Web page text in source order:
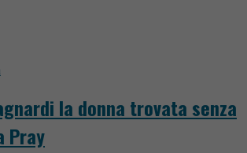
la donna trovata senza
Pray